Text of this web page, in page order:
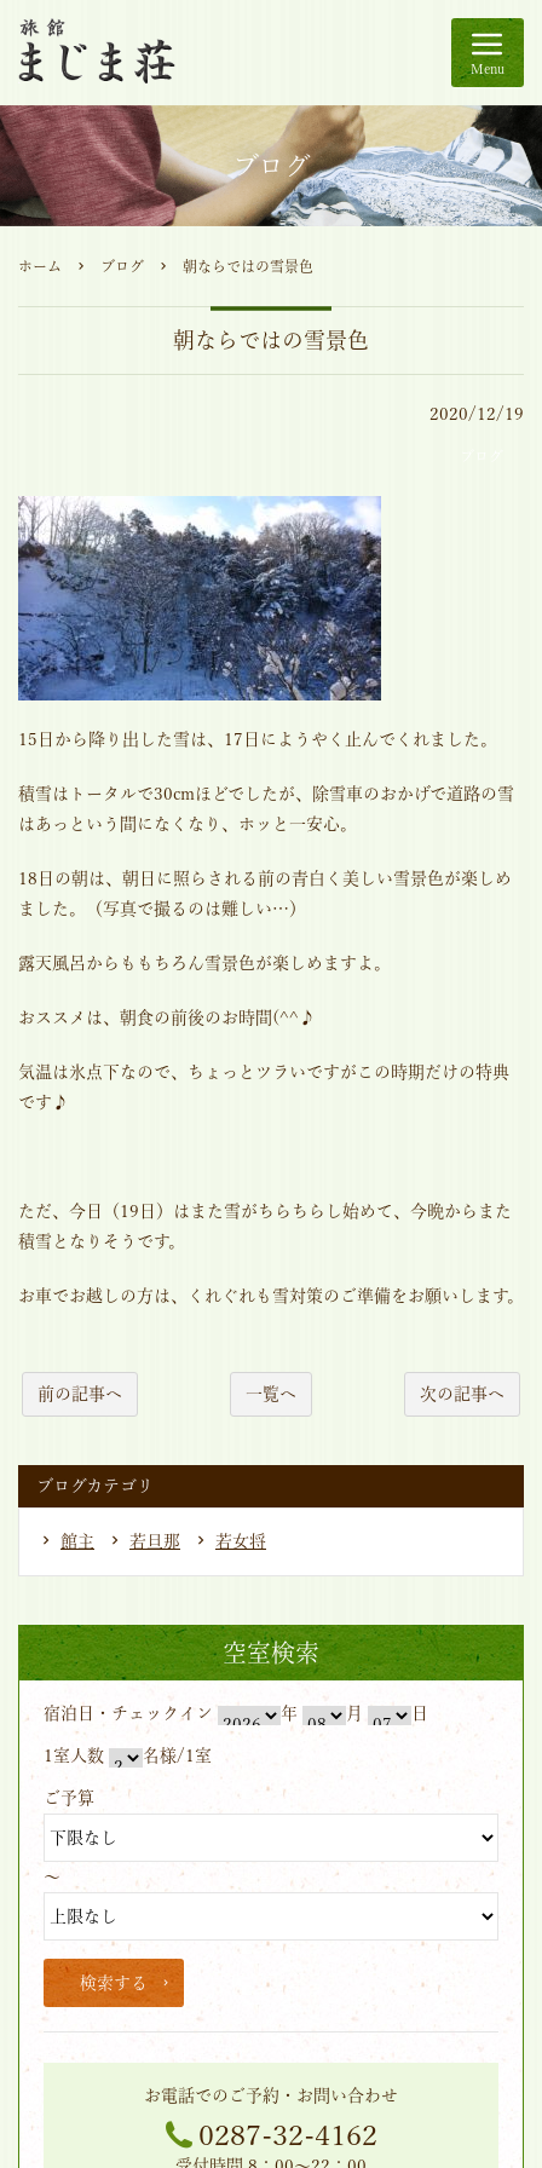
Menu
ブログ
ホーム ブログ 朝ならではの雪景色
朝ならではの雪景色
2020/12/19
15日から降り出した雪は、17日にようやく止んでくれました。
積雪はトータルで30cmほどでしたが、除雪車のおかげで道路の雪
はあっという間になくなり、ホッと一安心。
18日の朝は、朝日に照らされる前の青白く美しい雪景色が楽しめ
ました。（写真で撮るのは難しい…）
露天風呂からももちろん雪景色が楽しめますよ。
おススメは、朝食の前後のお時間(^^♪
気温は氷点下なので、ちょっとツラいですがこの時期だけの特典
です♪
ただ、今日（19日）はまた雪がちらちらし始めて、今晩からまた
積雪となりそうです。
お車でお越しの方は、くれぐれも雪対策のご準備をお願いします。
前の記事へ 一覧へ 次の記事へ
ブログカテゴリ
館主 若旦那 若女将
空室検索
宿泊日・チェックイン 年 月 日
1室人数 名様/1室
ご予算
～
検索する
お電話でのご予約・お問い合わせ
0287-32-4162